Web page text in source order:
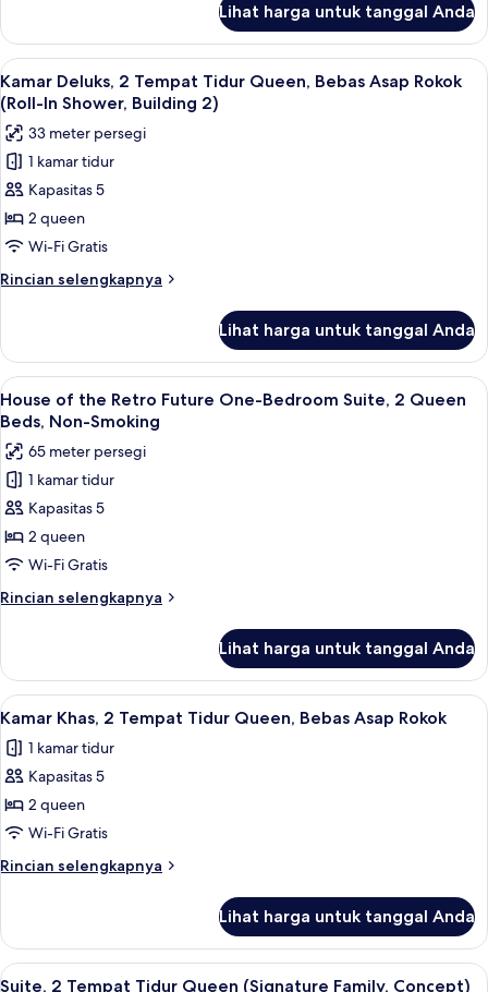
Bebas
Asap
Rokok
Kamar,
Beberapa
Tempat
Tidur,
bathtub
difabel,
Bebas
Asap
Rokok
Lihat harga untuk tanggal Anda
Lihat
semua
foto
untuk
Kamar
Deluks,
2
Tempat
Tidur
Queen,
Asap
Rokok
(Roll-
In
Shower,
Building
2)
Bantalan ekstra lembut, brankas, dan
5
Kamar Deluks, 2 Tempat Tidur Queen, Bebas Asap Rokok
(Roll-In Shower, Building 2)
33 meter persegi
1 kamar tidur
Kapasitas 5
2 queen
Wi-Fi Gratis
Rincian selengkapnya
Rincian
Kamar
Deluks,
2
Tempat
Queen,
Bebas
Asap
Rokok
(Roll-
Shower,
Building
2)
Lihat harga untuk tanggal Anda
Lihat
semua
foto
untuk
House
of
the
Retro
Future
One-
Suite,
Queen
Beds,
Non-
Smoking
House of the Retro Future One-
7
House of the Retro Future One-Bedroom Suite, 2 Queen
Beds, Non-Smoking
65 meter persegi
1 kamar tidur
Kapasitas 5
2 queen
Wi-Fi Gratis
Rincian selengkapnya
Rincian
House
of
the
Future
One-
Suite,
2
Beds,
Lihat harga untuk tanggal Anda
Lihat
semua
foto
untuk
Kamar
Khas,
2
Tempat
Queen,
Bebas
Asap
Kamar Khas, 2 Tempat Tidur
4
Kamar Khas, 2 Tempat Tidur Queen, Bebas Asap Rokok
1 kamar tidur
Kapasitas 5
2 queen
Wi-Fi Gratis
Rincian selengkapnya
Rincian
Kamar
Khas,
2
Lihat harga untuk tanggal Anda
Lihat
Suite, 2 Tempat Tidur Queen
4
Suite, 2 Tempat Tidur Queen (Signature Family, Concept)